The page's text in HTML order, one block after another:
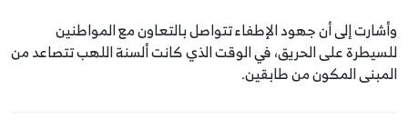
وأشارت إلى أن جهود الإطفاء تتواصل بالتعاون مع المواطنين
للسيطرة على الحريق، في الوقت الذي كانت ألسنة اللهب تتصاعد من
المبنى المكون من طابقين.